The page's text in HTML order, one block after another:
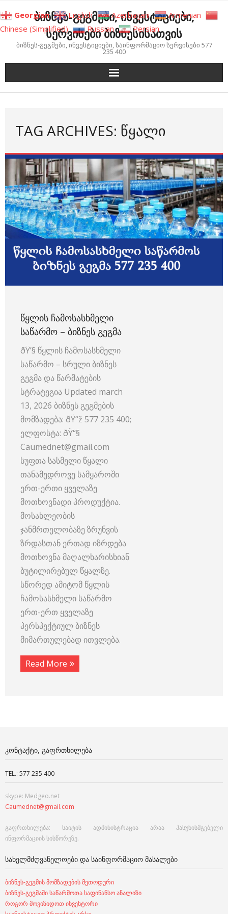
to
content
ბიზნეს-გეგმები, ინვესტიციები,
სერვისები ბიზნესისათვის
ბიზნეს-გეგმები, ინვესტიციები, საინფორმაციო სერვისები 577
235 400
TAG ARCHIVES: ᲬᲧᲐᲚᲘ
ᲬᲧᲚᲘᲡ ᲩᲐᲛᲝᲡᲐᲡᲮᲛᲔᲚᲘ
ᲡᲐᲬᲐᲠᲛᲝ – ᲑᲘᲖᲜᲔᲡ ᲒᲔᲒᲛᲐ
ðŸ’§ წყლის ჩამოსასხმელი
საწარმო – სრული ბიზნეს
გეგმა და წარმატების
სტრატეგია Updated march
13, 2026 ბიზნეს გეგმების
მომზადება: ðŸ“ž 577 235 400;
ელფოსტა: ðŸ“§
Caumednet@gmail.com
სუფთა სასმელი წყალი
თანამედროვე სამყაროში
ერთ-ერთი ყველაზე
მოთხოვნადი პროდუქტია.
მოსახლეობის
ჯანმრთელობაზე ზრუნვის
ზრდასთან ერთად იზრდება
მოთხოვნა მაღალხარისხიან
ბუტილირებულ წყალზე.
სწორედ ამიტომ წყლის
ჩამოსასხმელი საწარმო
ერთ-ერთ ყველაზე
პერსპექტიულ ბიზნეს
მიმართულებად ითვლება.
Read More
ᲙᲝᲜᲢᲐᲥᲢᲘ, ᲒᲐᲤᲠᲗᲮᲘᲚᲔᲑᲐ
TEL.: 577 235 400
skype: Medgeo.net
Caumednet@gmail.com
გაფრთხილება: საიტის ადმინისტრაცია არაა პასუხისმგებელი
ინფორმაციის სისწორეზე.
ᲡᲐᲮᲔᲚᲛᲫᲦᲕᲐᲜᲔᲚᲝᲔᲑᲘ ᲓᲐ ᲡᲐᲘᲜᲤᲝᲠᲛᲐᲪᲘᲝ ᲛᲐᲡᲐᲚᲔᲑᲘ
ბიზნეს-გეგმის მომზადების მეთოდური
ბიზნეს-გეგმაში საწარმოთა საფინანსო ანალიზი
როგორ მოვიზიდოთ ინვესტორი
Georgian English Azerbaijani
Armenian
Chinese (Simplified)
Russian Persian